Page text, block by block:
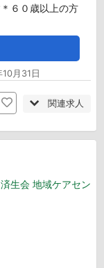
６０歳以上の方
月31日
関連求人
生会 地域ケアセン